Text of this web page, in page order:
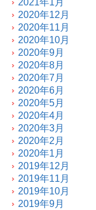
2021年1月
2020年12月
2020年11月
2020年10月
2020年9月
2020年8月
2020年7月
2020年6月
2020年5月
2020年4月
2020年3月
2020年2月
2020年1月
2019年12月
2019年11月
2019年10月
2019年9月